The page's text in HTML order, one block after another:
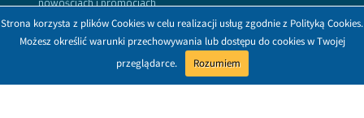
nowościach i promocjach.
zapisz się
Strona korzysta z plików Cookies w celu realizacji usług zgodnie z Polityką Cookies.
Możesz określić warunki przechowywania lub dostępu do cookies w Twojej
przeglądarce.
Rozumiem